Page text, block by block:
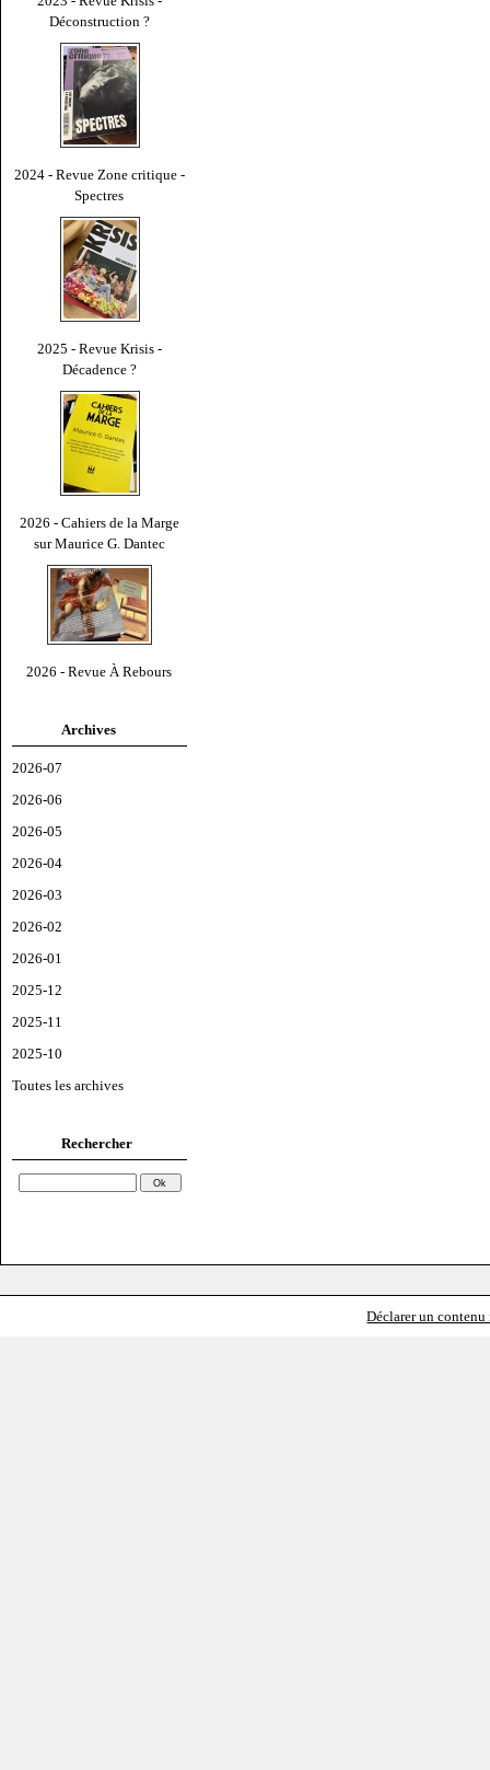
Déconstruction ?
2024 - Revue Zone critique -
Spectres
2025 - Revue Krisis -
Décadence ?
2026 - Cahiers de la Marge
sur Maurice G. Dantec
2026 - Revue À Rebours
Archives
2026-07
2026-06
2026-05
2026-04
2026-03
2026-02
2026-01
2025-12
2025-11
2025-10
Toutes les archives
Rechercher
Déclarer un